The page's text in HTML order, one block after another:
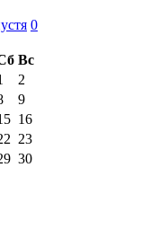
0
Вс
2
9
16
23
30